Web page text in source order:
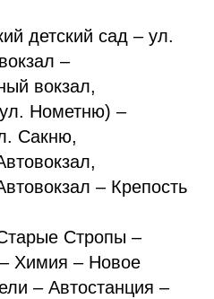
детский сад – ул.
–
вокзал,
Нометню) –
Сакню,
– Крепость
Стропы –
Химия – Новое
– Автостанция –